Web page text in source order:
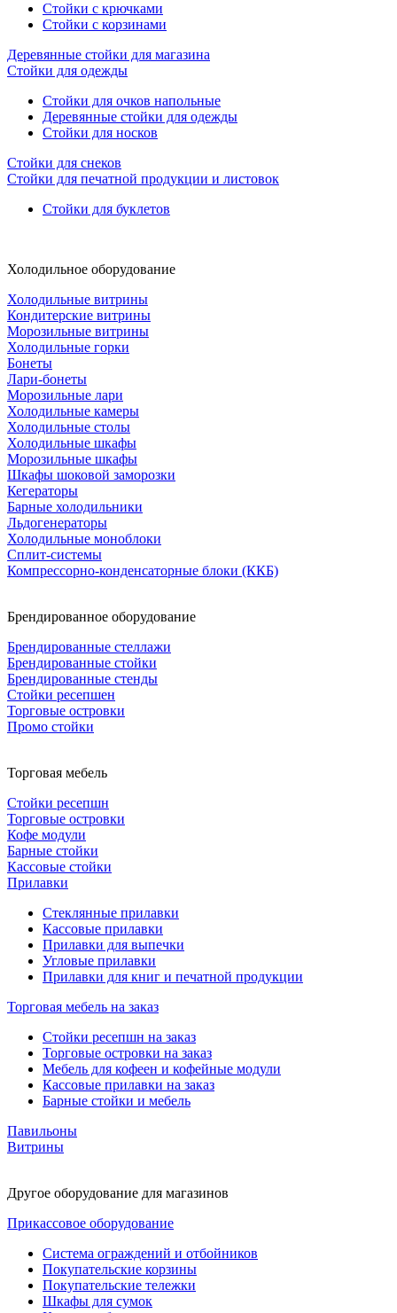
Стойки с крючками
Стойки с корзинами
Деревянные стойки для магазина
Стойки для одежды
Стойки для очков напольные
Деревянные стойки для одежды
Стойки для носков
Стойки для снеков
Стойки для печатной продукции и листовок
Стойки для буклетов
Холодильное оборудование
Холодильные витрины
Кондитерские витрины
Морозильные витрины
Холодильные горки
Бонеты
Лари-бонеты
Морозильные лари
Холодильные камеры
Холодильные столы
Холодильные шкафы
Морозильные шкафы
Шкафы шоковой заморозки
Кегераторы
Барные холодильники
Льдогенераторы
Холодильные моноблоки
Сплит-системы
Компрессорно-конденсаторные блоки (ККБ)
Брендированное оборудование
Брендированные стеллажи
Брендированные стойки
Брендированные стенды
Стойки ресепшен
Торговые островки
Промо стойки
Торговая мебель
Стойки ресепшн
Торговые островки
Кофе модули
Барные стойки
Кассовые стойки
Прилавки
Стеклянные прилавки
Кассовые прилавки
Прилавки для выпечки
Угловые прилавки
Прилавки для книг и печатной продукции
Торговая мебель на заказ
Стойки ресепшн на заказ
Торговые островки на заказ
Мебель для кофеен и кофейные модули
Кассовые прилавки на заказ
Барные стойки и мебель
Павильоны
Витрины
Другое оборудование для магазинов
Прикассовое оборудование
Система ограждений и отбойников
Покупательские корзины
Покупательские тележки
Шкафы для сумок